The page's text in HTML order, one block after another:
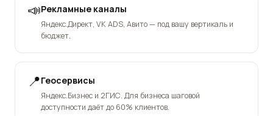
📣Рекламные каналы
Яндекс.Директ, VK ADS, Авито — под вашу вертикаль и
бюджет.
📍Геосервисы
Яндекс.Бизнес и 2ГИС. Для бизнеса шаговой
доступности даёт до 60% клиентов.